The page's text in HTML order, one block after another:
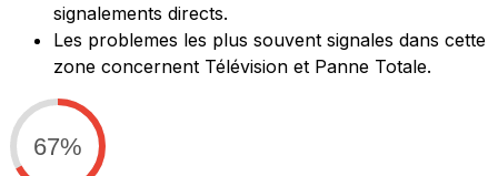
signalements directs.
Les problemes les plus souvent signales dans cette
zone concernent Télévision et Panne Totale.
67%